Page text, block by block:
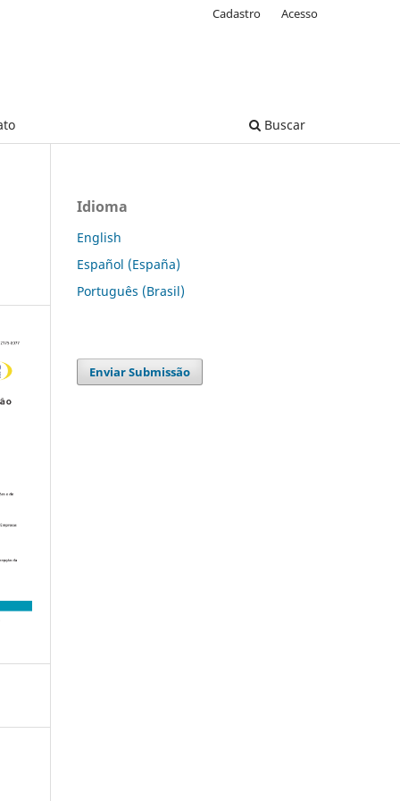
Buscar
Cadastro Acesso
Idioma
English
Español (España)
Português (Brasil)
Enviar Submissão